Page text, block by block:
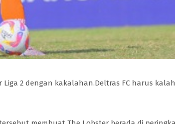
2 dengan kakalahan.Deltras FC harus